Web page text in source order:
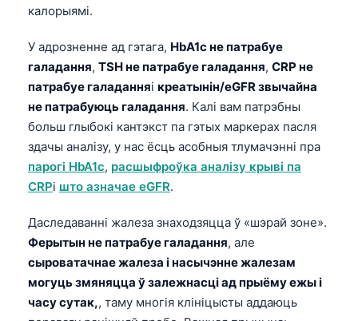
калорыямі.
У адрозненне ад гэтага, HbA1c не патрабуе
галадання, TSH не патрабуе галадання, CRP не
патрабуе галаданняі креатынін/eGFR звычайна
не патрабуюць галадання. Калі вам патрэбны
больш глыбокі кантэкст па гэтых маркерах пасля
здачы аналізу, у нас ёсць асобныя тлумачэнні пра
парогі HbA1c, расшыфроўка аналізу крыві па
CRPі што азначае eGFR.
Даследаванні жалеза знаходзяцца ў «шэрай зоне».
Ферытын не патрабуе галадання, але
сыроватачнае жалеза і насычэнне жалезам
могуць змяняцца ў залежнасці ад прыёму ежы і
часу сутак,, таму многія клініцысты аддаюць